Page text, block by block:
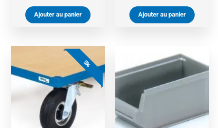
Ajouter au panier Ajouter au panier
5%
prix
initial
était :
actuel
est :
152,00 €.